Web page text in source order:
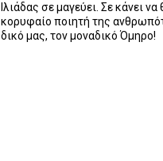
Ιλιάδας σε μαγεύει. Σε κάνει
κορυφαίο ποιητή της
δικό μας, τον μοναδικό Όμηρο!